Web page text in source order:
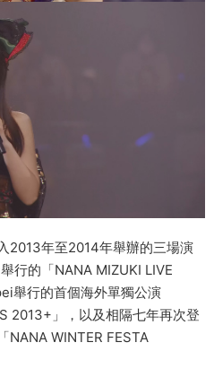
2013年至2014年舉辦的三場演
行的「NANA MIZUKI LIVE
舉行的首個海外單獨公演
2013+」，以及相隔七年再次登
NANA WINTER FESTA